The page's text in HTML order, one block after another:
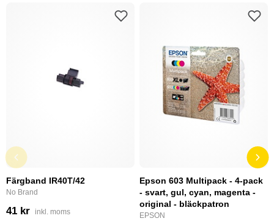
Färgband IR40T/42
No Brand
41 kr inkl. moms
Epson 603 Multipack - 4-pack
- svart, gul, cyan, magenta -
original - bläckpatron
EPSON